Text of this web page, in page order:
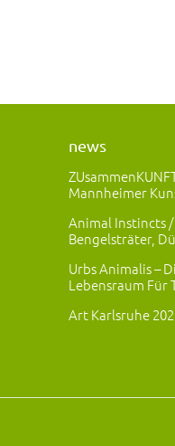
news
Mannheimer
Animal Instincts
Bengelsträter,
Urbs Animalis –
Lebensraum Für
Art Karlsruhe